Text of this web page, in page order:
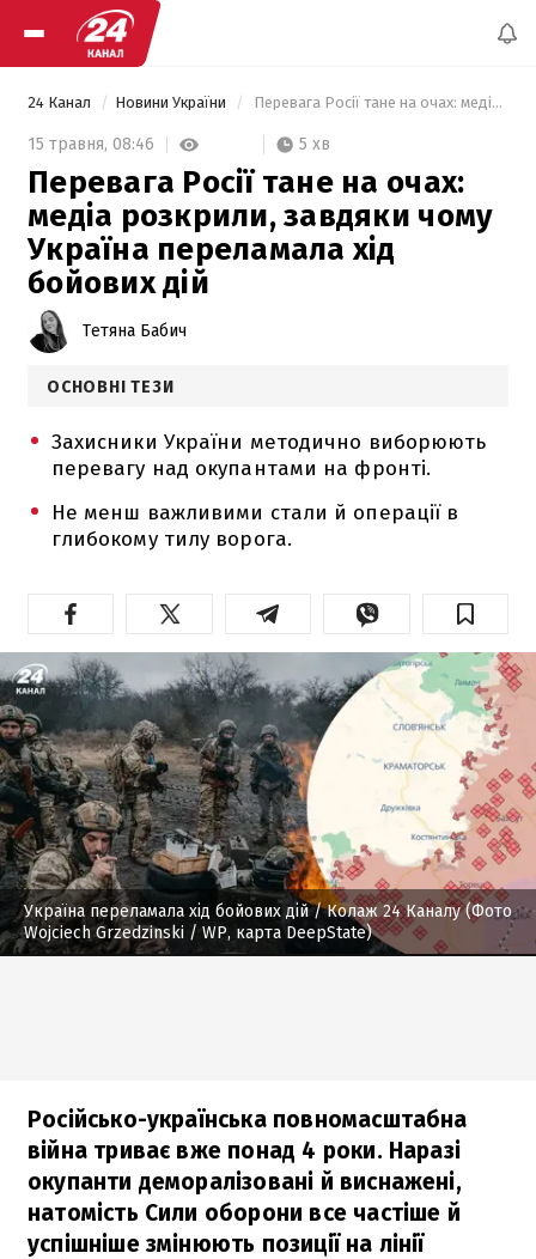
24 Канал Новини України Перевага Росії тане на очах: медіа розкрили, завдяки чому Україна переламала хід бойових дій
15 травня, 08:46 5 хв
Перевага Росії тане на очах:
медіа розкрили, завдяки чому
Україна переламала хід
бойових дій
Тетяна Бабич
ОСНОВНІ ТЕЗИ
Захисники України методично виборюють
перевагу над окупантами на фронті.
Не менш важливими стали й операції в
глибокому тилу ворога.
Україна переламала хід бойових дій/ Колаж 24 Каналу (Фото
Wojciech Grzedzinski / WP, карта DeepState)
Російсько-українська повномасштабна
війна триває вже понад 4 роки. Наразі
окупанти деморалізовані й виснажені,
натомість Сили оборони все частіше й
успішніше змінюють позиції на лінії